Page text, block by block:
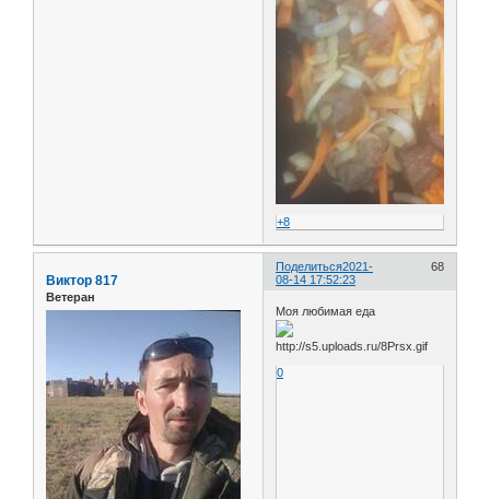
+8
Поделиться 68
2021-
08-14 17:52:23
Виктор 817
Ветеран
Моя любимая еда
0